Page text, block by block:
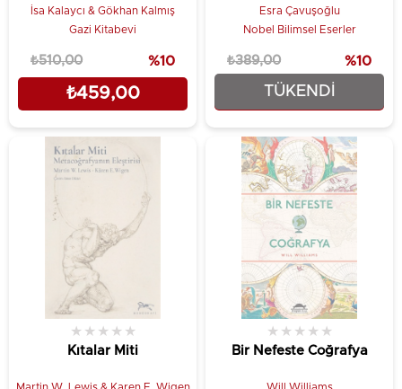
İsa Kalaycı & Gökhan Kalmış
Gazi Kitabevi
₺459,00
₺510,00 %10
TÜKENDI
Güvenlikleştirme
Esra Çavuşoğlu
Nobel Bilimsel Eserler
₺350,10
₺389,00 %10
Kıtalar Miti
★ ★ ★ ★ ★
Martin W. Lewis & Karen E. Wigen
Bir Nefeste Coğrafya
★ ★ ★ ★ ★
Will Williams